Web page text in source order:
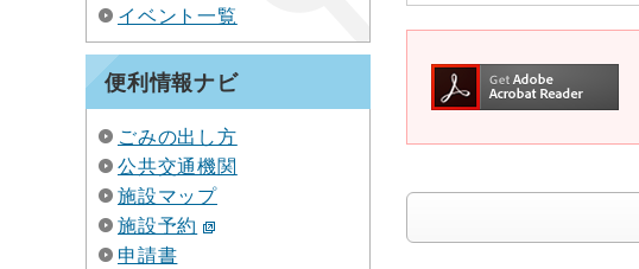
イベント一覧
便利情報ナビ
ごみの出し方
公共交通機関
施設マップ
施設予約
申請書